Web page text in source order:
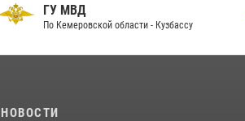
ГУ МВД
По Кемеровской области - Кузбассу
НОВОСТИ